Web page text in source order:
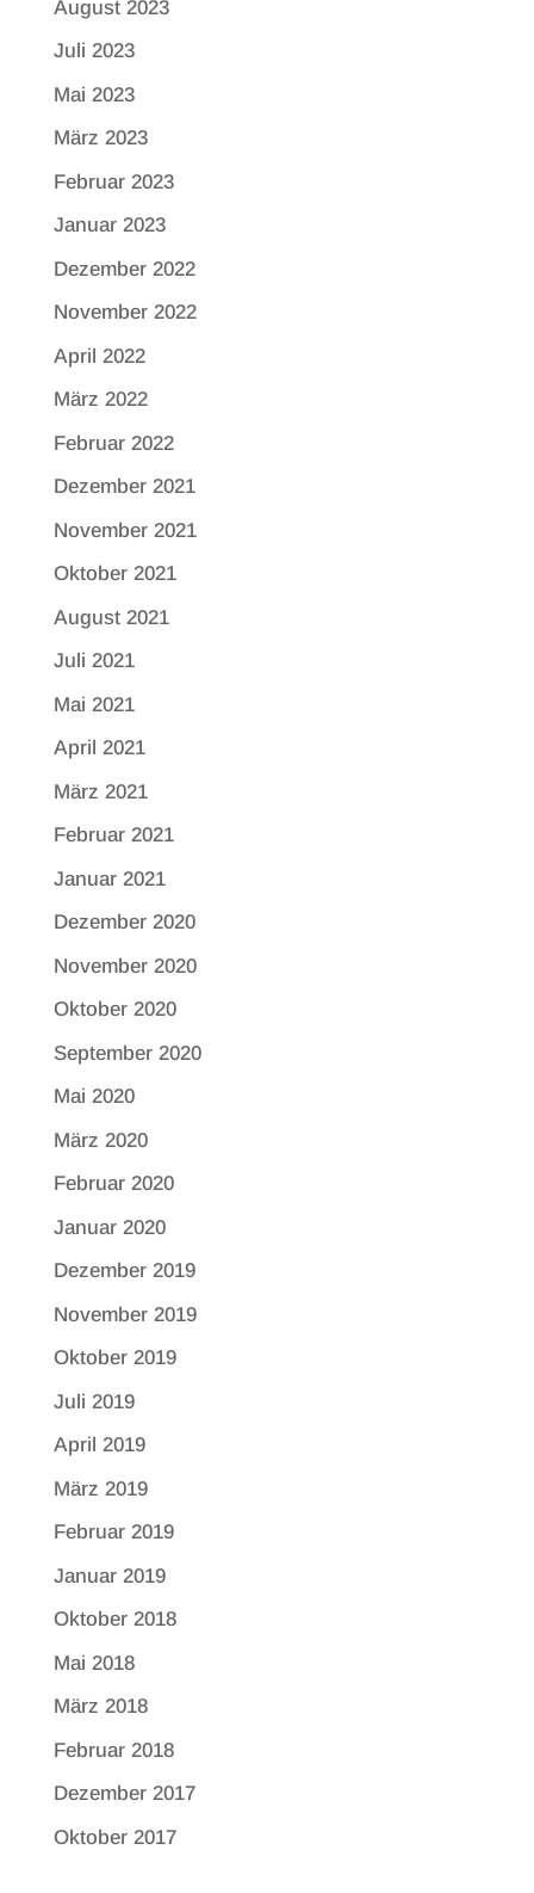
August 2023
Juli 2023
Mai 2023
März 2023
Februar 2023
Januar 2023
Dezember 2022
November 2022
April 2022
März 2022
Februar 2022
Dezember 2021
November 2021
Oktober 2021
August 2021
Juli 2021
Mai 2021
April 2021
März 2021
Februar 2021
Januar 2021
Dezember 2020
November 2020
Oktober 2020
September 2020
Mai 2020
März 2020
Februar 2020
Januar 2020
Dezember 2019
November 2019
Oktober 2019
Juli 2019
April 2019
März 2019
Februar 2019
Januar 2019
Oktober 2018
Mai 2018
März 2018
Februar 2018
Dezember 2017
Oktober 2017